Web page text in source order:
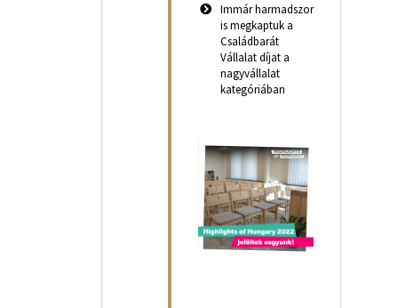
Immár harmadszor
is megkaptuk a
Családbarát
Vállalat díjat a
nagyvállalat
kategóriában